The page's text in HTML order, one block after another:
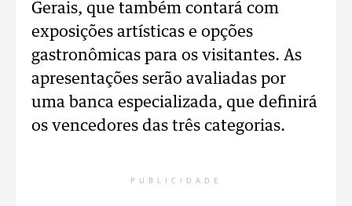
Gerais, que também contará com
exposições artísticas e opções
gastronômicas para os visitantes. As
apresentações serão avaliadas por
uma banca especializada, que definirá
os vencedores das três categorias.
PUBLICIDADE